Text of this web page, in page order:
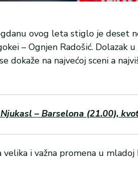
ovog leta stiglo je deset
– Ognjen Radošić. Dolazak
dokaže na najvećoj sceni a
– Barselona (21.00),
i važna promena u mladoj